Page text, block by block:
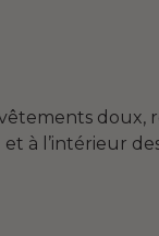
doux,
et à l’intérieur